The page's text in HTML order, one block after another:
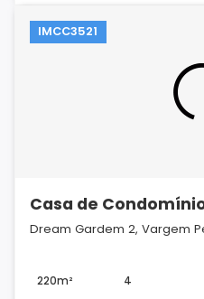
IMCC3521
Casa de
Dream Gardem 2, Vargem
220m² 4